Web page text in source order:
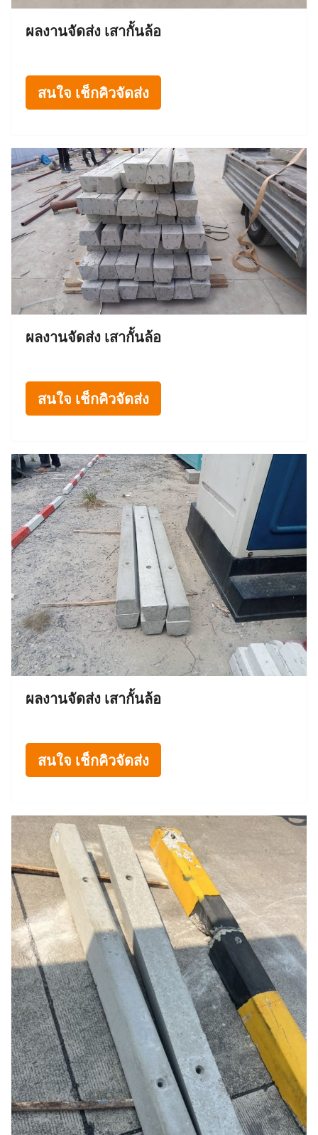
ผลงานจัดส่ง เสากั้นล้อ
สนใจ เช็กคิวจัดส่ง
ผลงานจัดส่ง เสากั้นล้อ
สนใจ เช็กคิวจัดส่ง
ผลงานจัดส่ง เสากั้นล้อ
สนใจ เช็กคิวจัดส่ง